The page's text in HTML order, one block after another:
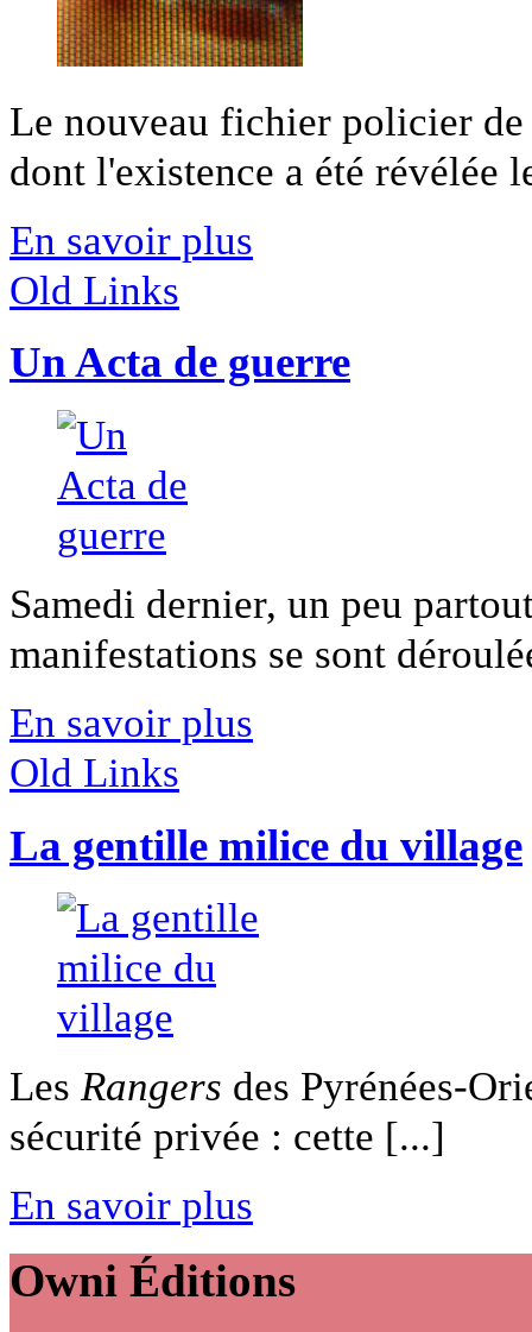
Le nouveau fichier policier
dont l'existence a été révélée
En savoir plus
Old Links
Un Acta de guerre
Samedi dernier, un peu
manifestations se sont
En savoir plus
Old Links
La gentille milice du village
Les Rangers des Pyrénées-
sécurité privée : cette [...]
En savoir plus
Owni Éditions